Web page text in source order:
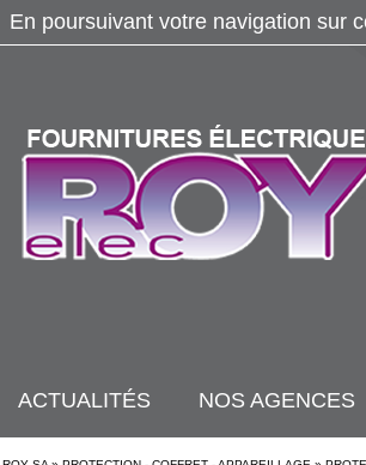
ACTUALITÉS NOS AGENCES
En poursuivant votre navigation